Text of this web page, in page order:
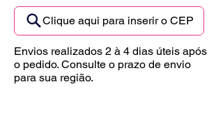
Clique aqui para inserir o CEP
Envios realizados 2 à 4 dias úteis após
o pedido. Consulte o prazo de envio
para sua região.